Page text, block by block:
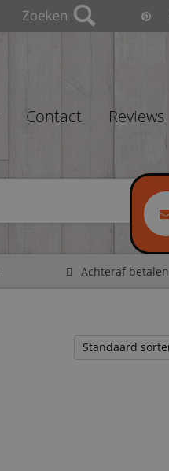
Contact Reviews
Achteraf betalen